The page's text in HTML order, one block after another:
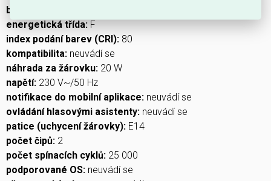
barva světla:
energetická třída: F
index podání barev (CRI): 80
kompatibilita: neuvádí se
náhrada za žárovku: 20 W
napětí: 230 V~/50 Hz
notifikace do mobilní aplikace: neuvádí se
ovládání hlasovými asistenty: neuvádí se
patice (uchycení žárovky): E14
počet čipů: 2
počet spínacích cyklů: 25 000
podporované OS: neuvádí se